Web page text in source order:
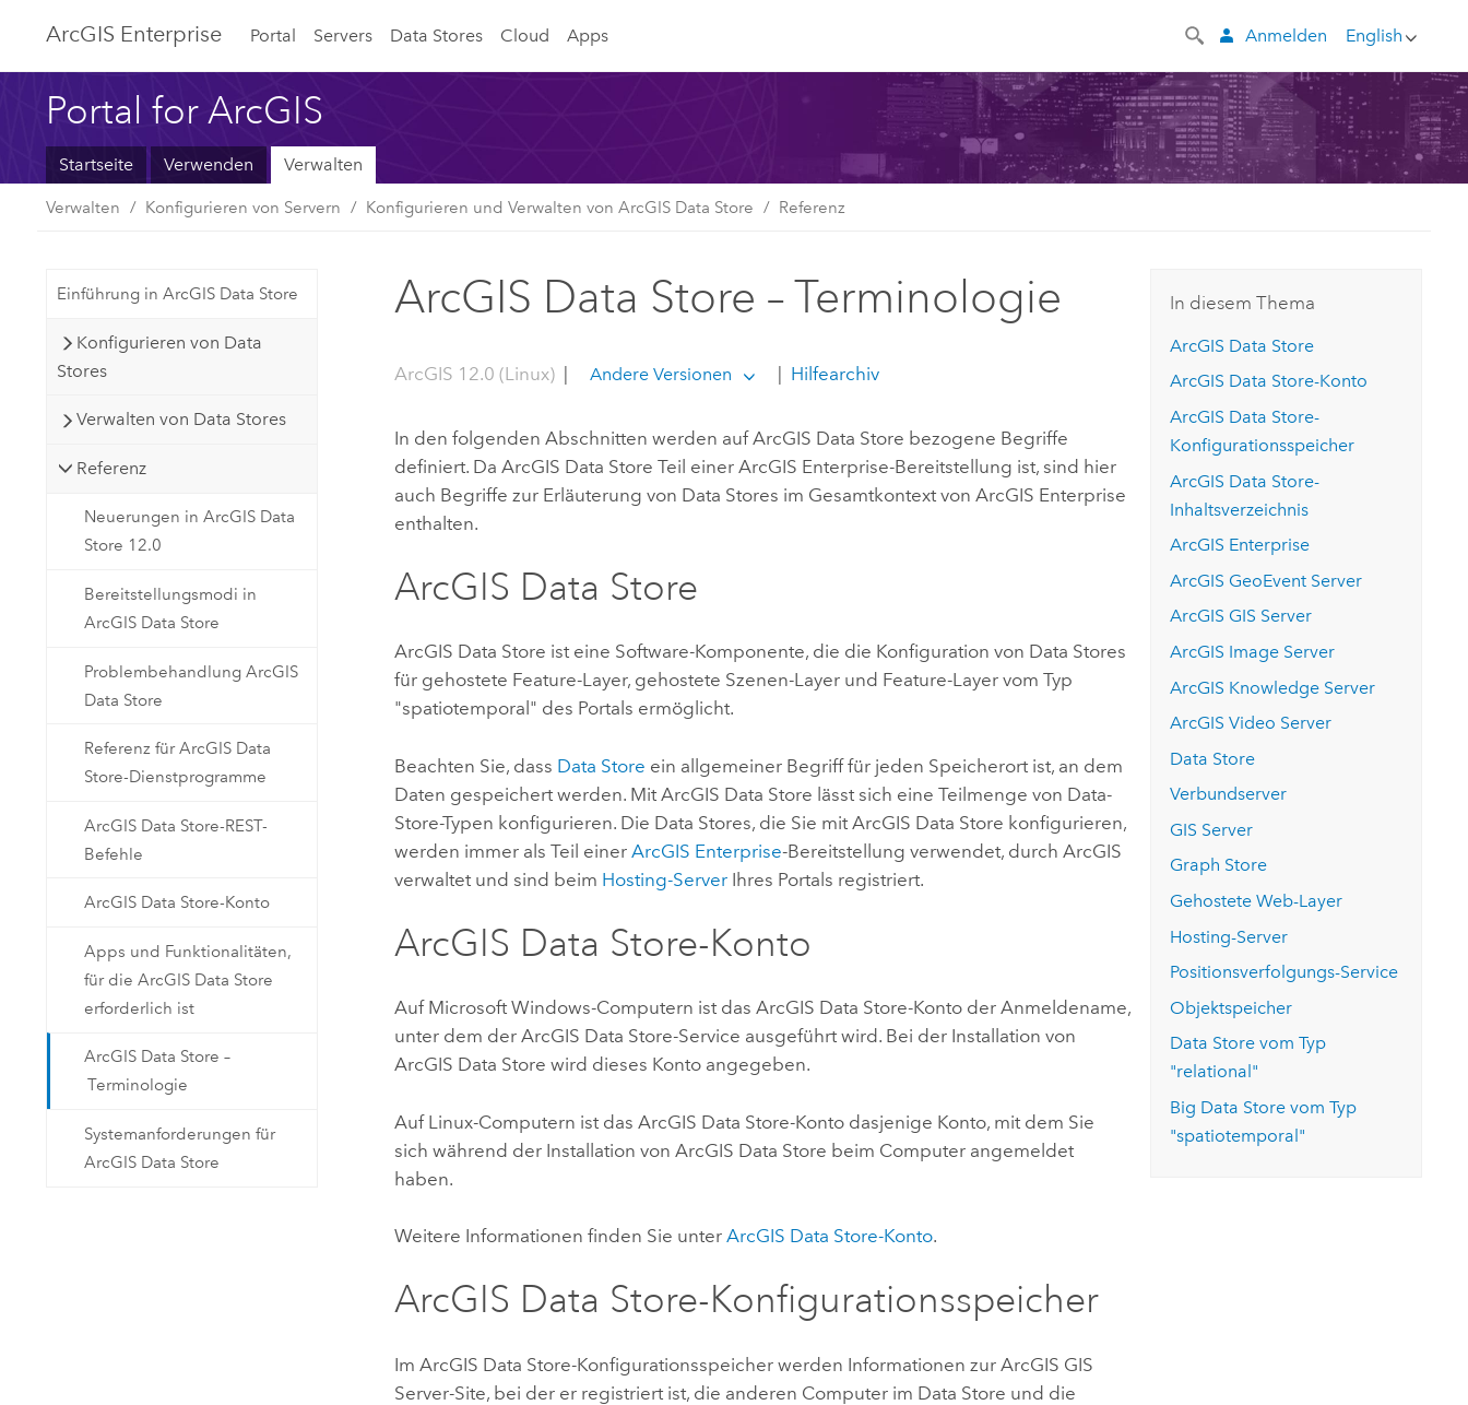
ArcGIS Enterprise Portal Servers Data Stores Cloud Apps English
Anmelden
Portal for ArcGIS
Startseite Verwenden Verwalten
Verwalten Konfigurieren von Servern Konfigurieren und Verwalten von ArcGIS Data Store Referenz
Einführung in ArcGIS Data Store
Konfigurieren von Data
Stores
Verwalten von Data Stores
Referenz
Neuerungen in ArcGIS Data
Store 12.0
Bereitstellungsmodi in
ArcGIS Data Store
Problembehandlung ArcGIS
Data Store
Referenz für ArcGIS Data
Store-Dienstprogramme
ArcGIS Data Store-REST-
Befehle
ArcGIS Data Store-Konto
Apps und Funktionalitäten,
für die ArcGIS Data Store
erforderlich ist
ArcGIS Data Store –
Terminologie
Systemanforderungen für
ArcGIS Data Store
ArcGIS Data Store – Terminologie
ArcGIS 12.0 (Linux) | Andere Versionen | Hilfearchiv
In den folgenden Abschnitten werden aufArcGIS Data Store bezogene Begriffe
definiert. DaArcGIS Data Store Teil einerArcGIS Enterprise-Bereitstellung ist, sind hier
auch Begriffe zur Erläuterung von Data Stores im Gesamtkontext vonArcGIS Enterprise
enthalten.
ArcGIS Data Store
ArcGIS Data Store ist eine Software-Komponente, die die Konfiguration von Data Stores
für gehostete Feature-Layer, gehostete Szenen-Layer und Feature-Layer vom Typ
"spatiotemporal" des Portals ermöglicht.
Beachten Sie, dass Data Store ein allgemeiner Begriff für jeden Speicherort ist, an dem
Daten gespeichert werden. MitArcGIS Data Store lässt sich eine Teilmenge von Data-
Store-Typen konfigurieren. Die Data Stores, die Sie mitArcGIS Data Store konfigurieren,
werden immer als Teil einerArcGIS Enterprise-Bereitstellung verwendet, durch ArcGIS
verwaltet und sind beim Hosting-Server Ihres Portals registriert.
ArcGIS Data Store-Konto
Auf Microsoft Windows-Computern ist dasArcGIS Data Store-Konto der Anmeldename,
unter dem derArcGIS Data Store-Service ausgeführt wird. Bei der Installation von
ArcGIS Data Store wird dieses Konto angegeben.
Auf Linux-Computern ist dasArcGIS Data Store-Konto dasjenige Konto, mit dem Sie
sich während der Installation vonArcGIS Data Store beim Computer angemeldet
haben.
Weitere Informationen finden Sie unterArcGIS Data Store-Konto.
ArcGIS Data Store-Konfigurationsspeicher
ImArcGIS Data Store-Konfigurationsspeicher werden Informationen zurArcGIS GIS
Server-Site, bei der er registriert ist, die anderen Computer im Data Store und die
In diesem Thema
ArcGIS Data Store
ArcGIS Data Store-Konto
ArcGIS Data Store-
Konfigurationsspeicher
ArcGIS Data Store-
Inhaltsverzeichnis
ArcGIS Enterprise
ArcGIS GeoEvent Server
ArcGIS GIS Server
ArcGIS Image Server
ArcGIS Knowledge Server
ArcGIS Video Server
Data Store
Verbundserver
GIS Server
Graph Store
Gehostete Web-Layer
Hosting-Server
Positionsverfolgungs-Service
Objektspeicher
Data Store vom Typ
"relational"
Big Data Store vom Typ
"spatiotemporal"